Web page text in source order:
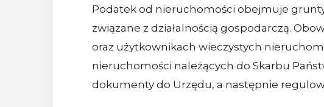
Podatek od nieruchomości obejmuje
związane z działalnością gospodarczą.
oraz użytkownikach wieczystych
nieruchomości należących do Skarbu
dokumenty do Urzędu, a następnie